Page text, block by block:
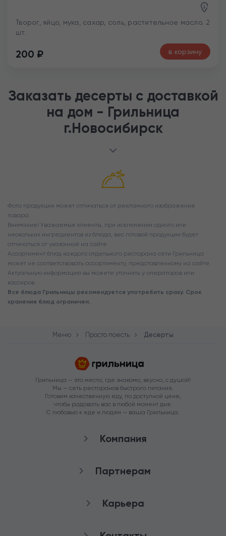
Творог, яйцо, мука, сахар, соль, растительное масло. 2
шт.
200 ₽ в корзину
Заказать десерты с доставкой
на дом - Грильница
г.Новосибирск
Фото продукции может отличаться от рекламного изображения
товара.
Внимание! Уважаемые клиенты, при исключении одного или
нескольких ингредиентов из блюда, вес готовой продукции будет
отличаться от указанной на сайте
Ассортимент блюд каждого отдельного ресторана сети Грильница
может не соответствовать ассортименту, представленному на сайте.
Актуальную информацию вы можете уточнить у операторов или
кассиров.
Все блюда Грильницы рекомендуется употребить сразу. Срок
хранения блюд ограничен.
Меню Просто поесть Десерты
Грильница — это место, где знакомо, вкусно, с душой!
Мы — сеть ресторанов быстрого питания.
Готовим качественную еду, по доступной цене,
чтобы радовать вас в любой момент дня.
С любовью к еде и людям — ваша Грильница.
Компания
Рестораны
Партнерам
Аренда
Карьера
качества